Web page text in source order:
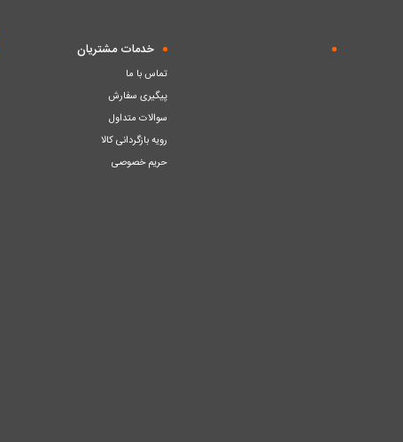
خدمات مشتریان
تماس با ما
پیگیری سفارش
سوالات متداول
رویه بازگردانی کالا
حریم خصوصی